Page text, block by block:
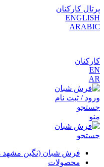
پرتال کارکنان
ENGLISH
ARABIC
کارکنان
EN
AR
ورود / ثبت نام
جستجو
منو
جستجو
فرش شبان (نگین مشهد
محصولات